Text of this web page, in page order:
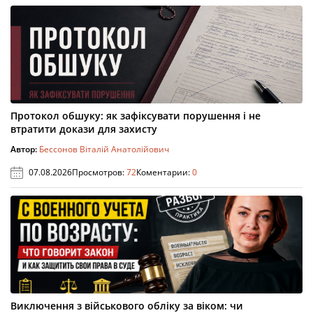
Протокол обшуку: як зафіксувати порушення і не
втратити докази для захисту
Автор: Бессонов Віталій Анатолійович
07.08.2026Просмотров:72Коментарии:0
Виключення з військового обліку за віком: чи